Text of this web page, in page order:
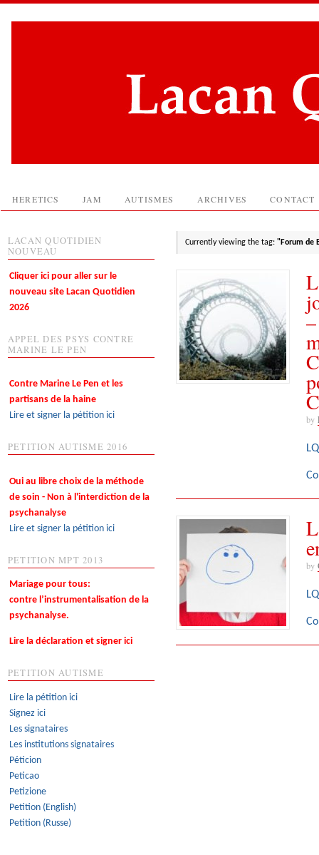
HERETICS JAM AUTISMES ARCHIVES CONTACT
Currently viewing the tag: "Forum de
by
by
LACAN QUOTIDIEN
NOUVEAU
Cliquer ici pour aller sur le
nouveau site Lacan Quotidien
2026
APPEL DES PSYS CONTRE
MARINE LE PEN
Contre Marine Le Pen et les
partisans de la haine
Lire et signer la pétition ici
PETITION AUTISME 2016
Oui au libre choix de la méthode
de soin - Non à l'interdiction de la
psychanalyse
Lire et signer la pétition ici
PETITION MPT 2013
Mariage pour tous:
contre l’instrumentalisation de la
psychanalyse.
Lire la déclaration et signer ici
PETITION AUTISME
Lire la pétition ici
Signez ici
Les signataires
Les institutions signataires
Péticion
Peticao
Petizione
Petition (English)
Petition (Russe)